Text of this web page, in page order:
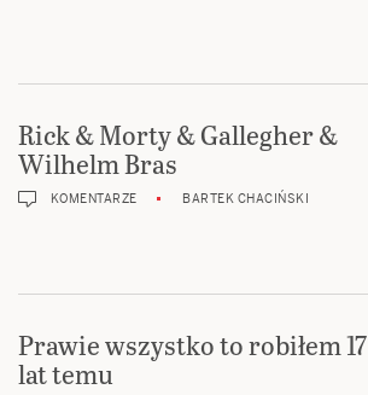
Rick & Morty & Gallegher &
Wilhelm Bras
KOMENTARZE BARTEK CHACIŃSKI
Prawie wszystko to robiłem 17
lat temu